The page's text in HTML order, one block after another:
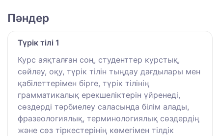
Пәндер
Түрік тілі 1
Курс аяқталған соң, студенттер курстық,
сөйлеу, оқу, түрік тілін тыңдау дағдылары мен
қабілеттерімен бірге, түрік тілінің
грамматикалық ерекшеліктерін үйренеді,
сөздерді тәрбиелеу саласында білім алады,
фразеологиялық, терминологиялық сөздердің
және сөз тіркестерінің көмегімен тілдік